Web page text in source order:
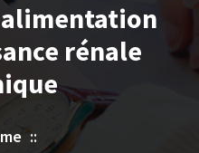
alimentation
rénale
::